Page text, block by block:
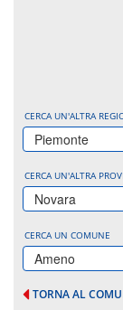
CERCA UN'ALTRA
Piemonte
CERCA UN'ALTRA
Novara
CERCA UN COMUNE
Ameno
TORNA AL